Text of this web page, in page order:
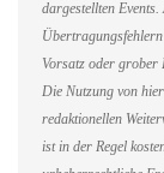
dargestellten Events.
Vorsatz oder grober
Die Nutzung von
redaktionellen
ist in der Regel